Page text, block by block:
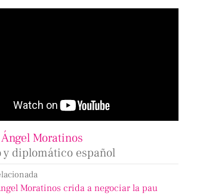
Moratinos
y diplomático español
Moratinos crida a negociar la pau